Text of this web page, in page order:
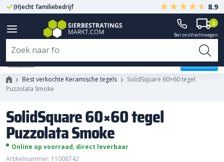
(H)echt familiebedrijf Gegarandeerd A-kwaliteit
8.9
Bel onsVrachtwagen
0
Best verkochte Keramische tegels
SolidSquare 60×60 tegel
Puzzolata Smoke
SolidSquare 60×60 tegel
Puzzolata Smoke
Online op voorraad, direct leverbaar
Artikelnummer: 11008742
SolidSquare 60x60 tegel
Puzzolata Smoke